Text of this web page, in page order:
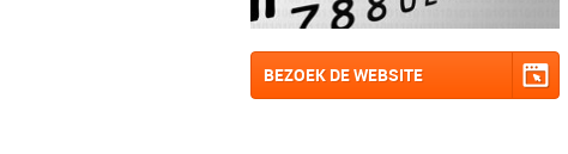
BEZOEK DE WEBSITE